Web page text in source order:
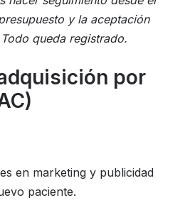
y la aceptación
queda registrado.
por
en marketing y publicidad
paciente.